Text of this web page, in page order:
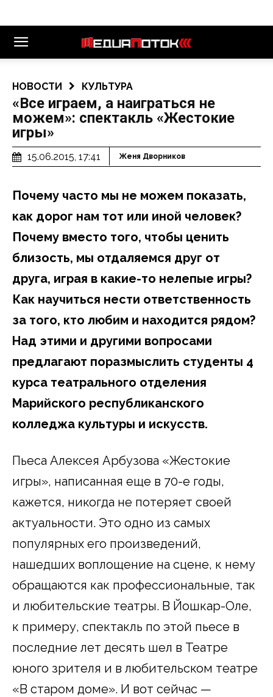
НОВОСТИ КУЛЬТУРА
«Все играем, а наиграться не
можем»: спектакль «Жестокие
игры»
15.06.2015, 17:41 Женя Дворников
Почему часто мы не можем показать,
как дорог нам тот или иной человек?
Почему вместо того, чтобы ценить
близость, мы отдаляемся друг от
друга, играя в какие-то нелепые игры?
Как научиться нести ответственность
за того, кто любим и находится рядом?
Над этими и другими вопросами
предлагают поразмыслить студенты 4
курса театрального отделения
Марийского республиканского
колледжа культуры и искусств.
Пьеса Алексея Арбузова «Жестокие
игры», написанная еще в 70-е годы,
кажется, никогда не потеряет своей
актуальности. Это одно из самых
популярных его произведений,
нашедших воплощение на сцене, к нему
обращаются как профессиональные, так
и любительские театры. В Йошкар-Оле,
к примеру, спектакль по этой пьесе в
последние лет десять шел в Театре
юного зрителя и в любительском театре
«В старом доме». И вот сейчас —